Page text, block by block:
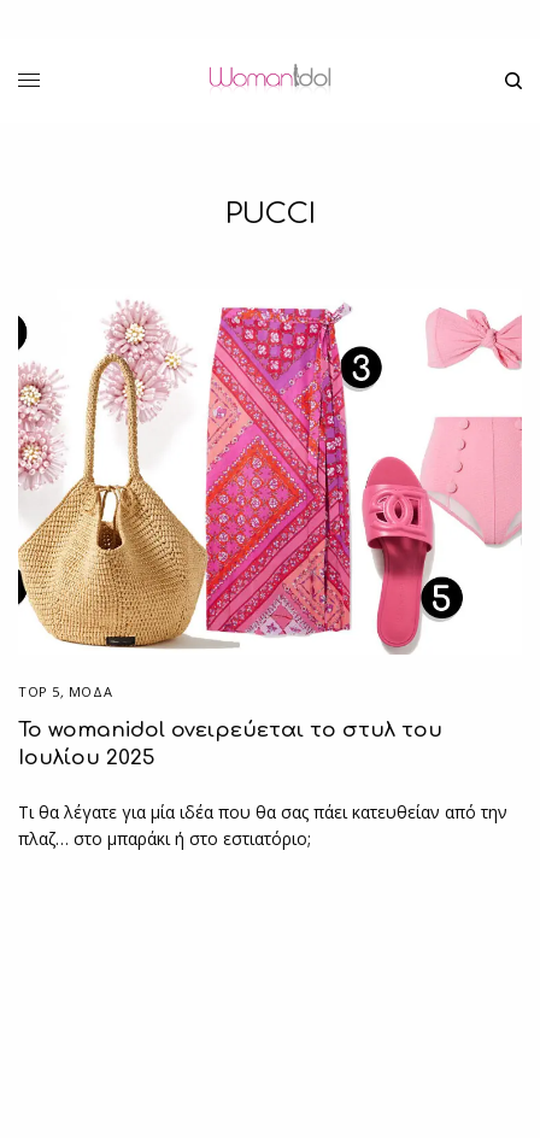
PUCCI
TOP 5, ΜΟΔΑ
Το womanidol ονειρεύεται το στυλ του
Ιουλίου 2025
Τι θα λέγατε για μία ιδέα που θα σας πάει κατευθείαν από την
πλαζ… στο μπαράκι ή στο εστιατόριο;